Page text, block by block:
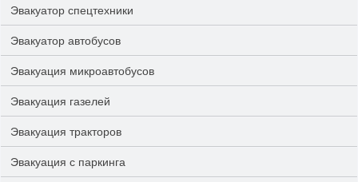
Эвакуатор спецтехники
Эвакуатор автобусов
Эвакуация микроавтобусов
Эвакуация газелей
Эвакуация тракторов
Эвакуация с паркинга